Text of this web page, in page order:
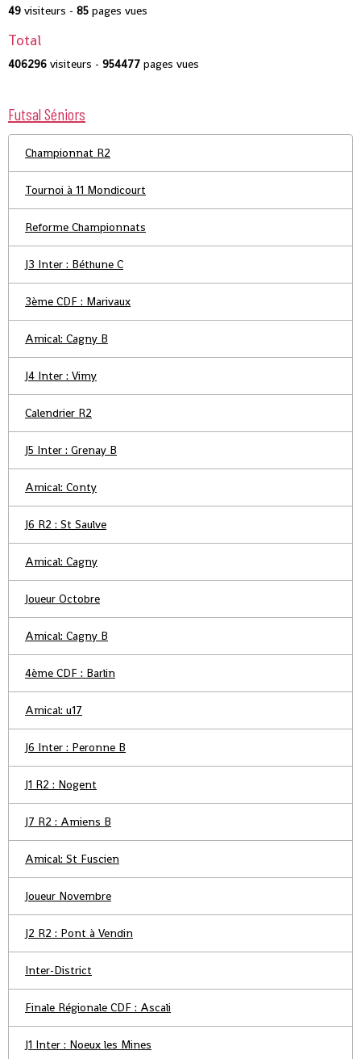
49 visiteurs - 85 pages vues
Total
406296 visiteurs - 954477 pages vues
Futsal Séniors
Championnat R2
Tournoi à 11 Mondicourt
Reforme Championnats
J3 Inter : Béthune C
3ème CDF : Marivaux
Amical: Cagny B
J4 Inter : Vimy
Calendrier R2
J5 Inter : Grenay B
Amical: Conty
J6 R2 : St Saulve
Amical: Cagny
Joueur Octobre
Amical: Cagny B
4ème CDF : Barlin
Amical: u17
J6 Inter : Peronne B
J1 R2 : Nogent
J7 R2 : Amiens B
Amical: St Fuscien
Joueur Novembre
J2 R2 : Pont à Vendin
Inter-District
Finale Régionale CDF : Ascali
J1 Inter : Noeux les Mines